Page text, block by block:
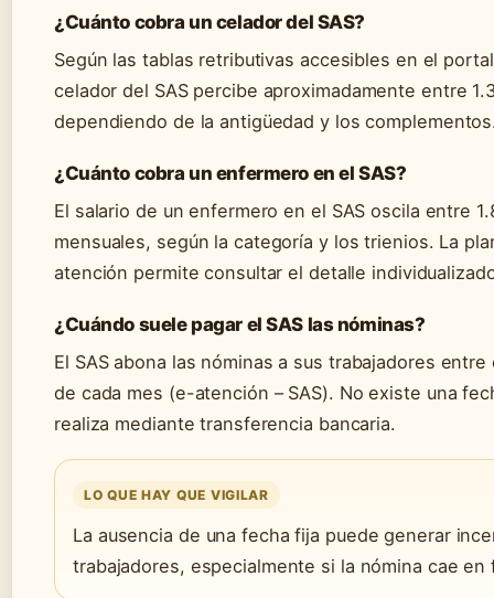
¿Cuánto cobra un celador del SAS?
Según las tablas retributivas accesibles en el
celador del SAS percibe aproximadamente entre
dependiendo de la antigüedad y los
¿Cuánto cobra un enfermero en el SAS?
El salario de un enfermero en el SAS oscila entre
mensuales, según la categoría y los trienios. La
atención permite consultar el detalle
¿Cuándo suele pagar el SAS las nóminas?
El SAS abona las nóminas a sus trabajadores
de cada mes (e-atención – SAS). No existe una
realiza mediante transferencia bancaria.
LO QUE HAY QUE VIGILAR
La ausencia de una fecha fija puede generar
trabajadores, especialmente si la nómina cae